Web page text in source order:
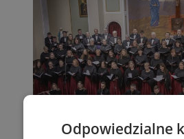
Odpowiedzialne